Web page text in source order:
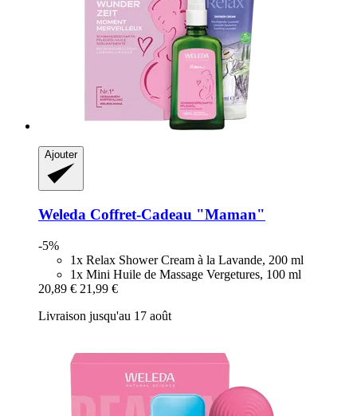
Ajouter
Weleda Coffret-​Cadeau "Maman"
-5%
1x Relax Shower Cream à la Lavande, 200 ml
1x Mini Huile de Massage Vergetures, 100 ml
20,89 € 21,99 €
Livraison jusqu'au 17 août